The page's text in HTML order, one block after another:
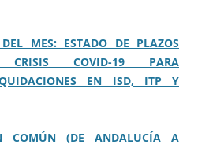
MES: ESTADO DE PLAZOS
CRISIS COVID-19 PARA
EN ISD, ITP Y
COMÚN (DE ANDALUCÍA A